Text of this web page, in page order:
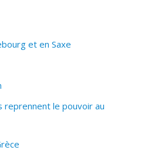
et en Saxe
reprennent le pouvoir au